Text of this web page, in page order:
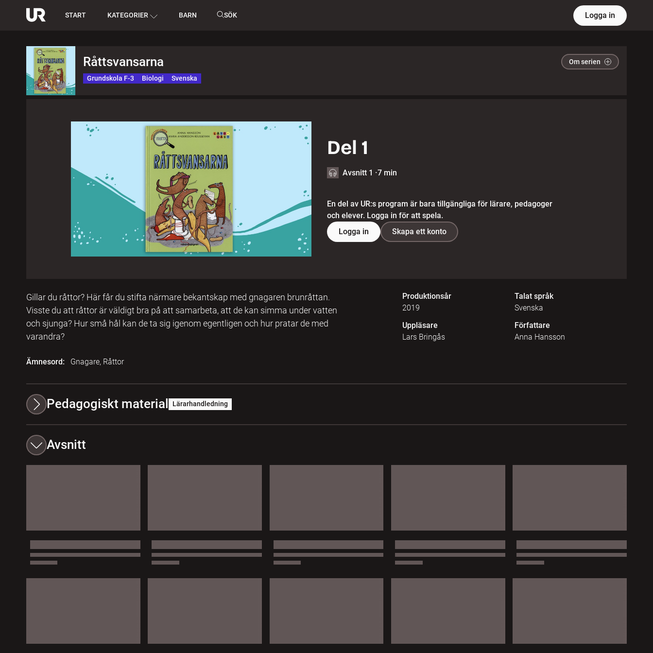
START KATEGORIER BARN SÖK Logga in
Råttsvansarna Om serien
Grundskola F-3 Biologi Svenska
Del 1
Avsnitt 1 ·7 min
En del av UR:s program är bara tillgängliga för lärare, pedagoger
och elever. Logga in för att spela.
Logga in
Skapa ett konto
Gillar du råttor? Här får du stifta närmare bekantskap med gnagaren brunråttan.
Visste du att råttor är väldigt bra på att samarbeta, att de kan simma under vatten
och sjunga? Hur små hål kan de ta sig igenom egentligen och hur pratar de med
varandra?
Ämnesord: Gnagare, Råttor
Produktionsår
2019
Talat språk
Svenska
Uppläsare
Lars Bringås
Författare
Anna Hansson
Pedagogiskt material Lärarhandledning
Avsnitt